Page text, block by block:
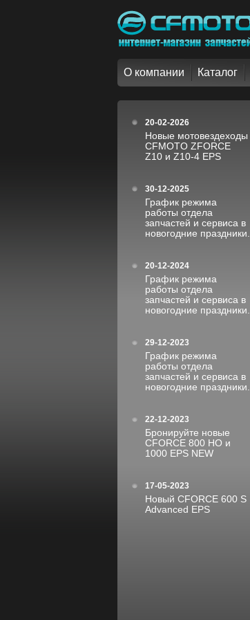
О компании Каталог
20-02-2026
Новые мотовездеходы
CFMOTO ZFORCE
Z10 и Z10-4 EPS
30-12-2025
График режима
работы отдела
запчастей и сервиса в
новогодние праздники.
20-12-2024
График режима
работы отдела
запчастей и сервиса в
новогодние праздники.
29-12-2023
График режима
работы отдела
запчастей и сервиса в
новогодние праздники.
22-12-2023
Бронируйте новые
CFORCE 800 HO и
1000 EPS NEW
17-05-2023
Новый CFORCE 600 S
Advanced EPS